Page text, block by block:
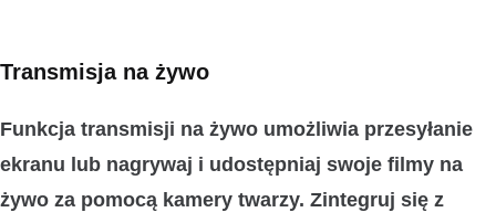
Transmisja na żywo
Funkcja transmisji na żywo umożliwia przesyłanie
ekranu lub nagrywaj i udostępniaj swoje filmy na
żywo za pomocą kamery twarzy. Zintegruj się z